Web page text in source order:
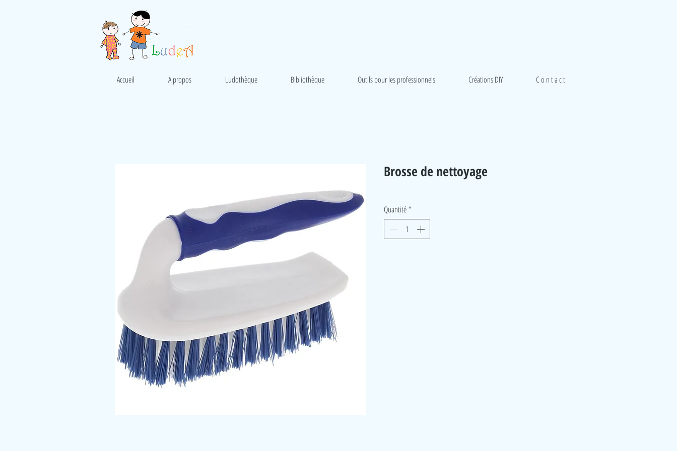
Accueil A propos Ludothèque Bibliothèque Outils pour les professionnels Créations DIY C o n t a c t
Brosse de nettoyage
Quantité *